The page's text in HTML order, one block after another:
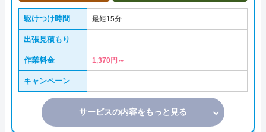
駆けつけ時間 最短15分
出張見積もり
作業料金 1,370円～
キャンペーン
サービスの内容をもっと見る